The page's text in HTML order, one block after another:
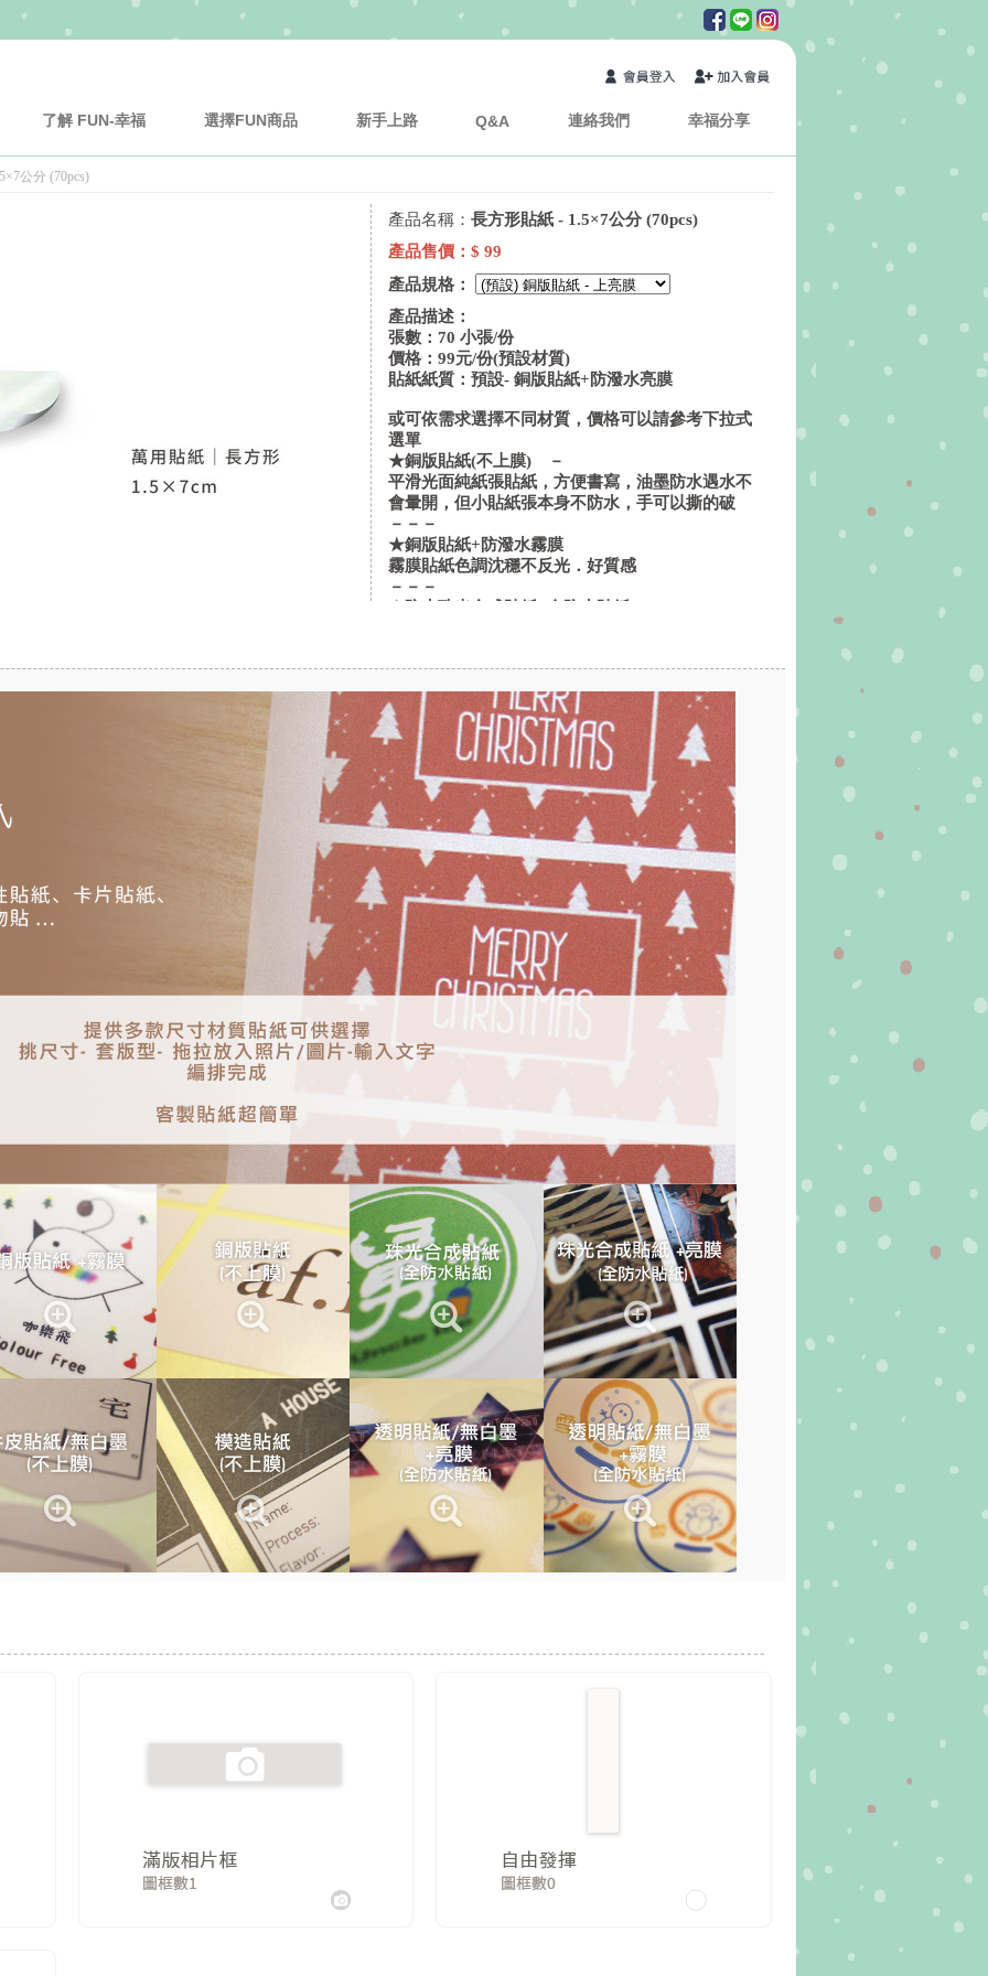
了解 FUN-幸福 選擇FUN商品 新手上路 Q&A 連絡我們 幸福分享
公分 (70pcs)
產品名稱： 長方形貼紙 - 1.5×7公分 (70pcs)
產品售價： $ 99
產品規格：
產品描述：
張數：70 小張/份
價格：99元/份(預設材質)
貼紙紙質：預設- 銅版貼紙+防潑水亮膜
或可依需求選擇不同材質，價格可以請參考下拉式
選單
★銅版貼紙(不上膜) －
平滑光面純紙張貼紙，方便書寫，油墨防水遇水不
會暈開，但小貼紙張本身不防水，手可以撕的破
－－－
★銅版貼紙+防潑水霧膜
霧膜貼紙色調沈穩不反光．好質感
－－－
塑料pp材質貼紙不上膜整張就可以防水，通常適
合需要進冰箱冷藏或冷飲貼紙使用；＋亮膜色彩鮮
明；＋霧膜色調沈穩不反光
－－－
★牛皮貼紙 （不上膜）
★模造貼紙 （不上膜）
油墨防水遇水不會暈開，方便書寫，屬於純紙張貼
紙本身不防水，手可以撕的破
－－－
★透明貼紙+亮膜/無白墨 (全防水貼紙)
★透明貼紙+霧膜/無白墨 (全防水貼紙)
不會印製圖檔中的"白色"，白色區域都會以 "透
明"呈現, 印製彩色也帶有透明感。因此請留意如
果是較淡的色彩貼在深色物件上可能較突顯不出色
彩喔
名貼；背景、文字、顏色搭配皆可自由設計
扣說明
回上一頁